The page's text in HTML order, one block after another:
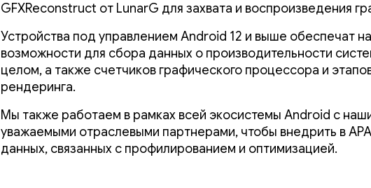
GFXReconstruct от LunarG для захвата и воспроизведения
Устройства под управлением Android 12 и выше обеспечат
возможности для сбора данных о производительности
целом, а также счетчиков графического процессора и
рендеринга.
Мы также работаем в рамках всей экосистемы Android с
уважаемыми отраслевыми партнерами, чтобы внедрить в
данных, связанных с профилированием и оптимизацией.